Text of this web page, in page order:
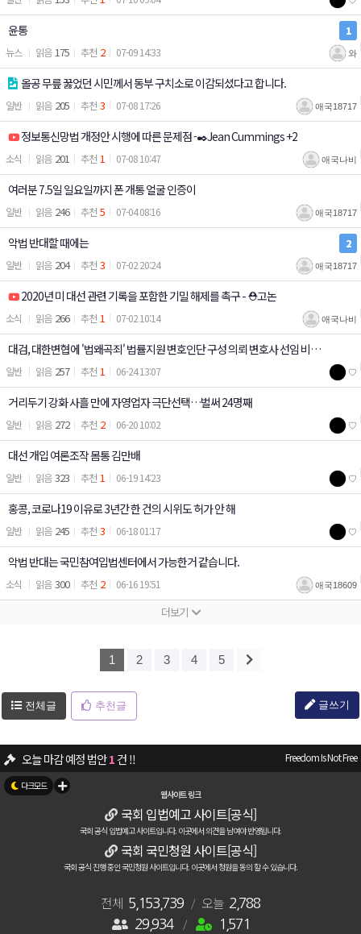
뉴스
윤통 1
와
175 2 07-09 14:33
일반
올공 무릎 꿇었던 시민께서 동부 구치소로 이감되셨다고 합니다.
애국18717
205 3 07-08 17:26
소식
정보통신망법 개정안 시행에 따른 문제점 -✒️Jean Cummings +2
애국나비
201 1 07-08 10:47
일반
여러분 7.5일 일요일까지 폰 개통 얼굴 인증이
애국18717
246 5 07-04 08:16
일반
악법 반대할 때에는 2
애국18717
204 3 07-02 20:24
소식
2020년 미 대선 관련 기록을 포함한 기밀 해제를 촉구 - ⛑️고논
애국나비
266 1 07-02 10:14
일반
대검, 대한변협에 '법왜곡죄' 법률지원 변호인단 구성 의뢰 변호사 선임 비용
건당 최대 4천만원 지원 / 위철환 중앙선관위원 대한변호사협회장 등 역임
♡
257 1 06-24 13:07
일반
거리두기 강화 사흘 만에 자영업자 극단선택…벌써 24명째
♡
272 2 06-20 10:02
일반
대선 개입 여론조작 몸통 김만배
♡
323 1 06-19 14:23
일반
홍콩, 코로나19 이유로 3년간 한 건의 시위도 허가 안 해
♡
245 3 06-18 01:17
소식
악법 반대는 국민참여입법센터에서 가능한거 같습니다.
애국18609
300 2 06-16 19:51
1 2 3 4 5
전체글 추천글 글쓰기
오늘 마감 예정 법안1건 !! Freedom Is Not Free
뉴스/소식 - 그놈 취임 1년...업적중 하나...전통시장 방문 24회..청와대발표
자유게시판 - 🚨 국회 입법예정법안 관련 긴급공지[12]
명의 애국자가 가입하여 활동중입니다.
자유게시판 - 입법예고관련 추가 공지 안내[7]
건의 주요 청원이 진행중입니다. [청원확인하기]
자유게시판 - 악반 청원 여론전[5]
웹사이트 링크
국회 입법예고 사이트[공식]
국회 공식 입법예고 사이트입니다. 이곳에서 의견을 남여야 반영됩니다.
국회 국민청원 사이트[공식]
국회 공식 진행 중인 국민청원 사이트입니다. 이곳에서 청원을 동의 할 수 있습니다.
전체 5,153,739 /오늘 2,788
29,934
/ 1,571